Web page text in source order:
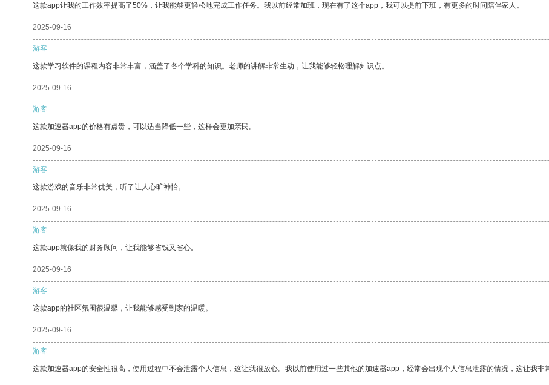
这款app让我的工作效率提高了50%，让我能够更轻松地完成工作任务。我以前经常加班，现在有了这个app，我可以提前下班，有更多的时间陪伴家人。
2025-09-16
游客
这款学习软件的课程内容非常丰富，涵盖了各个学科的知识。老师的讲解非常生动，让我能够轻松理解知识点。
2025-09-16
游客
这款加速器app的价格有点贵，可以适当降低一些，这样会更加亲民。
2025-09-16
游客
这款游戏的音乐非常优美，听了让人心旷神怡。
2025-09-16
游客
这款app就像我的财务顾问，让我能够省钱又省心。
2025-09-16
游客
这款app的社区氛围很温馨，让我能够感受到家的温暖。
2025-09-16
游客
这款加速器app的安全性很高，使用过程中不会泄露个人信息，这让我很放心。我以前使用过一些其他的加速器app，经常会出现个人信息泄露的情况，这让我非